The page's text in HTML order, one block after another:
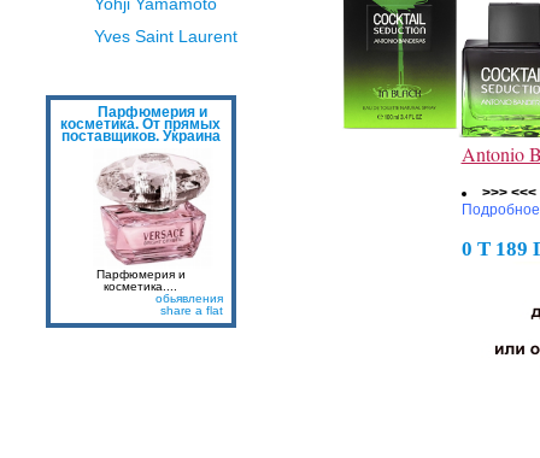
Yves Saint Laurent
Парфюмерия и
косметика. От прямых
поставщиков. Украина
Парфюмерия и
косметика....
обьявления
share a flat
Antonio
>>> <<<
0 Т 189